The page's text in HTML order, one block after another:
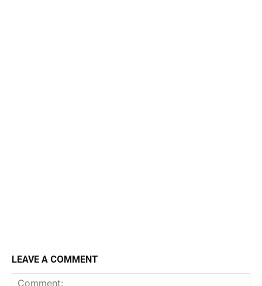
LEAVE A COMMENT